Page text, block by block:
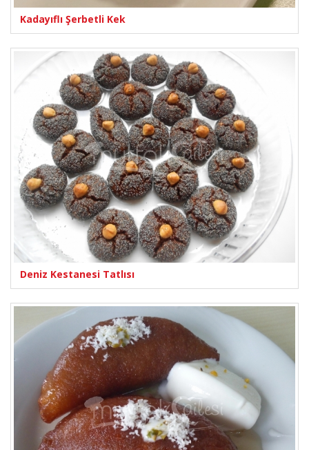
Kadayıflı Şerbetli Kek
Deniz Kestanesi Tatlısı